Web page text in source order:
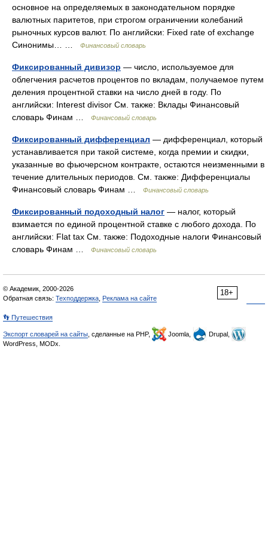
основное на определяемых в законодательном порядке
валютных паритетов, при строгом ограничении колебаний
рыночных курсов валют. По английски: Fixed rate of exchange
Синонимы… …
Финансовый словарь
Фиксированный дивизор — число, используемое для
облегчения расчетов процентов по вкладам, получаемое путем
деления процентной ставки на число дней в году. По
английски: Interest divisor См. также: Вклады Финансовый
словарь Финам …
Финансовый словарь
Фиксированный дифференциал — дифференциал, который
устанавливается при такой системе, когда премии и скидки,
указанные во фьючерсном контракте, остаются неизменными в
течение длительных периодов. См. также: Дифференциалы
Финансовый словарь Финам …
Финансовый словарь
Фиксированный подоходный налог — налог, который
взимается по единой процентной ставке с любого дохода. По
английски: Flat tax См. также: Подоходные налоги Финансовый
словарь Финам …
Финансовый словарь
18+
© Академик, 2000-2026
Обратная связь: Техподдержка Реклама на сайте
👣 Путешествия
Экспорт словарей на сайты , сделанные на PHP, Joomla,
Drupal,
WordPress, MODx.